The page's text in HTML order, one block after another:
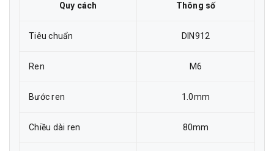
Quy cách Thông số
Tiêu chuẩn DIN912
Ren M6
Bước ren 1.0mm
Chiều dài ren 80mm